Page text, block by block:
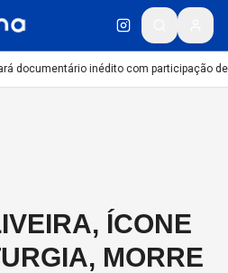
documentário inédito com participação de
ÍCONE
MORRE